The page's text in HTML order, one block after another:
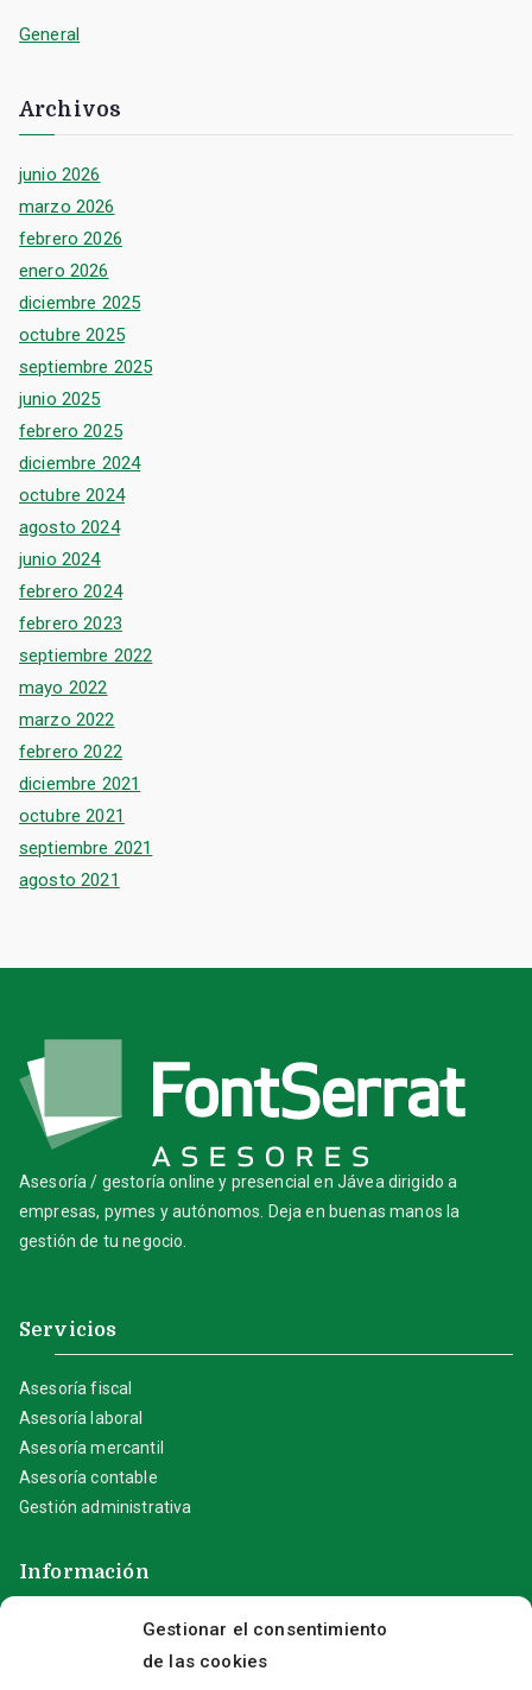
Gestionar el consentimiento
de las cookies
General
Archivos
junio 2026
marzo 2026
febrero 2026
enero 2026
diciembre 2025
octubre 2025
septiembre 2025
junio 2025
febrero 2025
diciembre 2024
octubre 2024
agosto 2024
junio 2024
febrero 2024
febrero 2023
septiembre 2022
mayo 2022
marzo 2022
febrero 2022
diciembre 2021
octubre 2021
septiembre 2021
agosto 2021
Asesoría / gestoría online y presencial en Jávea dirigido a
empresas, pymes y autónomos. Deja en buenas manos la
gestión de tu negocio.
Servicios
Asesoría fiscal
Asesoría laboral
Asesoría mercantil
Asesoría contable
Gestión administrativa
Información
Política de privacidad